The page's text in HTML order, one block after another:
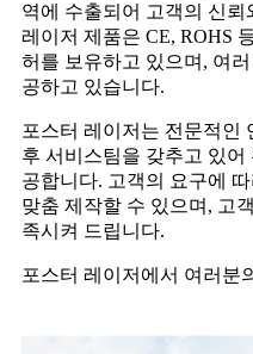
역에 수출되어 고객의 신
레이저 제품은 CE, ROHS
허를 보유하고 있으며, 여
공하고 있습니다.
포스터 레이저는 전문적인
후 서비스팀을 갖추고 있어
공합니다. 고객의 요구에
맞춤 제작할 수 있으며, 고
족시켜 드립니다.
포스터 레이저에서 여러분